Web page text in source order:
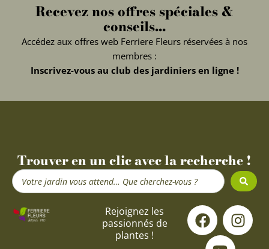
Recevez nos offres spéciales &
conseils...
Accédez aux offres web Ferriere Fleurs réservées à nos
membres :
Inscrivez-vous au club des jardiniers en ligne !
Trouver en un clic avec la recherche !
Search
...
Rejoignez les
passionnés de
plantes !
F
a
c
I
n
s
Y
o
u